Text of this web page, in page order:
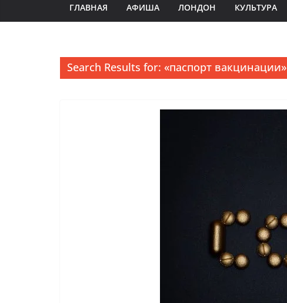
ГЛАВНАЯ АФИША ЛОНДОН КУЛЬТУРА
Search Results for: «паспорт вакцинации»